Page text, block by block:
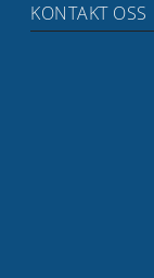
KONTAKT OSS